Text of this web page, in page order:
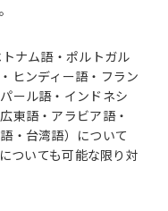
ナム語・ポルトガル
ヒンディー語・フラン
ール語・インドネシ
東語・アラビア語・
・台湾語）について
ついても可能な限り対